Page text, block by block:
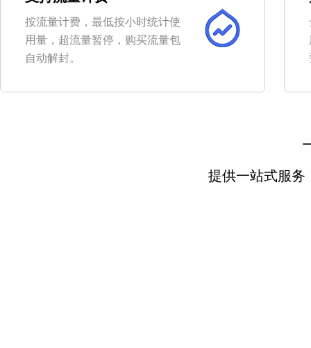
按流量计费，最低按小时统计使
用量，超流量暂停，购买流量包
自动解封。
提供一站式服务